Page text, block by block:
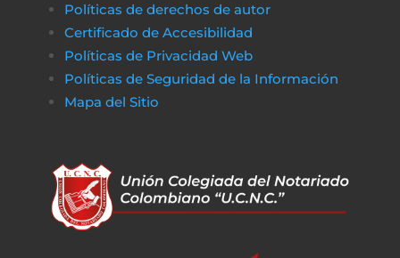
Políticas de derechos de autor
Certificado de Accesibilidad
Políticas de Privacidad Web
Políticas de Seguridad de la Información
Mapa del Sitio